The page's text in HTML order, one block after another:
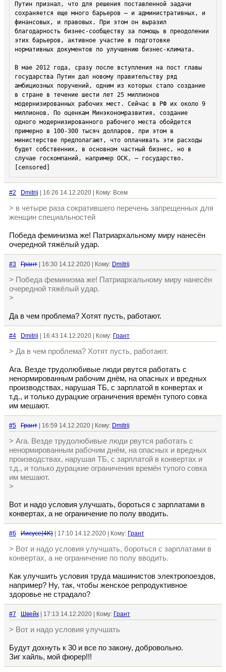
Путин признал, что для решения поставленной задачи
сохраняется еще много барьеров — и административных, и
финансовых, и правовых. При этом он выразил
благодарность бизнес-сообществу за помощь в преодолении
этих барьеров, активное участие в подготовке
нормативных документов по улучшению бизнес-климата.
В мае 2012 года, сразу после вступления на пост главы
государства Путин дал новому правительству ряд
амбициозных поручений, одним из которых стало создание
в стране в течение шести лет 25 миллионов
модернизированных рабочих мест. Сейчас в РФ их около 9
миллионов. По оценкам Минэкономразвития, создание
одного модернизированного рабочего места обойдется
примерно в 100-300 тысяч долларов, при этом в
министерстве предполагают, что оплачивать эти расходы
будет собственник, в основном частный бизнес, но в
[censored]
#2 Dmitrij | 16:26 14.12.2020 | Кому: Всем
> в четыре раза сократившего перечень запрещенных для
женщин специальностей
Победа феминизма же! Патриархальному миру нанесён
очередной тяжёлый удар.
#3 Грант | 16:30 14.12.2020 | Кому: Dmitrij
> Победа феминизма же! Патриархальному миру нанесён
очередной тяжёлый удар.
>
Да в чем проблема? Хотят пусть, работают.
#4 Dmitrij | 16:43 14.12.2020 | Кому: Грант
> Да в чем проблема? Хотят пусть, работают.
Ага. Везде трудолюбивые люди рвутся работать с
ненормированным рабочим днём, на опасных и вредных
производствах, нарушая ТБ, с зарплатой в конвертах и
т.д., и только дурацкие ограничения времён тупого совка
им мешают.
#5 Грант | 16:59 14.12.2020 | Кому: Dmitrij
> Ага. Везде трудолюбивые люди рвутся работать с
ненормированным рабочим днём, на опасных и вредных
производствах, нарушая ТБ, с зарплатой в конвертах и
т.д., и только дурацкие ограничения времён тупого совка
им мешают.
>
Вот и надо условия улучшать, бороться с зарплатами в
конвертах, а не ограничение по полу вводить.
#6 Иисусе{4K} | 17:10 14.12.2020 | Кому: Грант
> Вот и надо условия улучшать, бороться с зарплатами в
конвертах, а не ограничение по полу вводить.
Как улучшить условия труда машинистов электропоездов,
например? Ну, так, чтобы женское репродуктивное
здоровье не страдало?
#7 Швейк | 17:13 14.12.2020 | Кому: Грант
> Вот и надо условия улучшать
Будут дохнуть к 30 и все по закону, добровольно.
Зиг хайль, мой фюрер!!!